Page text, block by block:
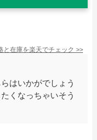
と在庫を楽天でチェック >>
はいかがでしょう
くなっちゃいそう